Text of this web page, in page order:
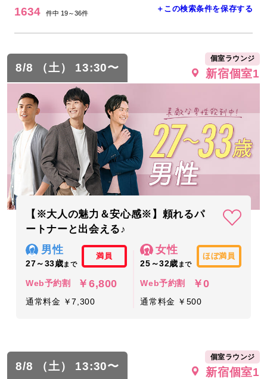
1634 件中 19～36件 ＋この検索条件を保存する
8/8 （土） 13:30〜
個室ラウンジ
新宿個室1
【※大人の魅力＆安心感※】頼れるパ
ートナーと出会える♪
男性
27～33歳まで
満員
Web予約割 ￥6,800
通常料金 ￥7,300
女性
25～32歳 まで
ほぼ満員
Web予約割 ￥0
通常料金 ￥500
8/8 （土） 13:30〜
個室ラウンジ
新宿個室1